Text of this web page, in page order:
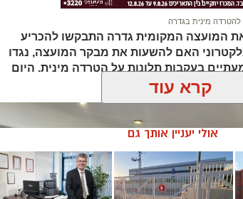
מינית בגדרה
המועצה המקומית גדרה התבקשו להכריע
האם להשעות את מבקר המועצה, נגדו
בעקבות תלונות על הטרדה מינית. היום
קרא עוד
אולי יעניין אותך גם